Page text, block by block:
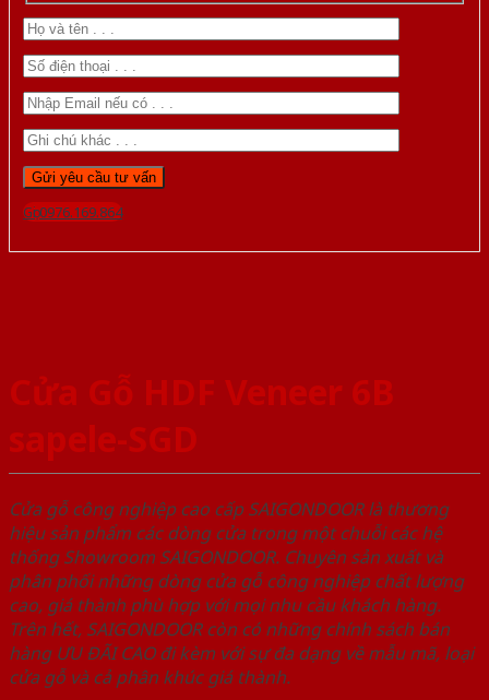
Gọi 0976.169.864
Cửa Gỗ HDF Veneer 6B
sapele-SGD
Cửa gỗ công nghiệp cao cấp SAIGONDOOR là thương
hiệu sản phẩm các dòng cửa trong một chuỗi các hệ
thống Showroom SAIGONDOOR. Chuyên sản xuất và
phân phối những dòng cửa gỗ công nghiệp chất lượng
cao, giá thành phù hợp với mọi nhu cầu khách hàng.
Trên hết, SAIGONDOOR còn có những chính sách bán
hàng ƯU ĐÃI CAO đi kèm với sự đa dạng về mẫu mã, loại
cửa gỗ và cả phân khúc giá thành.